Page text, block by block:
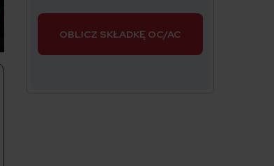
OBLICZ SKŁADKĘ OC/AC